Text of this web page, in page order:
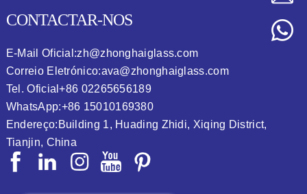
CONTACTAR-NOS
E-Mail Oficial:zh@zhonghaiglass.com
Correio Eletrónico:ava@zhonghaiglass.com
Tel. Oficial+86 02265656189
WhatsApp:+86 15010169380
Endereço: Building 1, Huading Zhidi, Xiqing District,
Tianjin, China